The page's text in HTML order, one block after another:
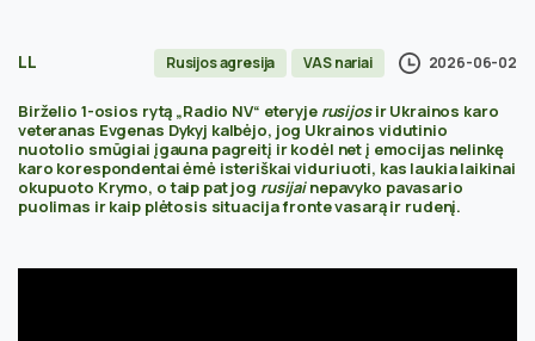
padaryti
Home
Rusijos agresija
rusijos karo korespondentus ištiko isterijos
priepuolis. Jie supranta, kur viskas krypsta, ir nieko
LL Rusijos agresija VAS nariai 2026-06-02
Birželio 1-osios rytą „Radio NV“ eteryje rusijosir Ukrainos karo
veteranas Evgenas Dykyj kalbėjo, jog Ukrainos vidutinio
nuotolio smūgiai įgauna pagreitį ir kodėl net į emocijas nelinkę
karo korespondentai ėmė isteriškai viduriuoti, kas laukia laikinai
okupuoto Krymo, o taip pat jog rusijainepavyko pavasario
puolimas ir kaip plėtosis situacija fronte vasarą ir rudenį.